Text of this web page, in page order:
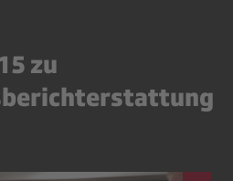
zu